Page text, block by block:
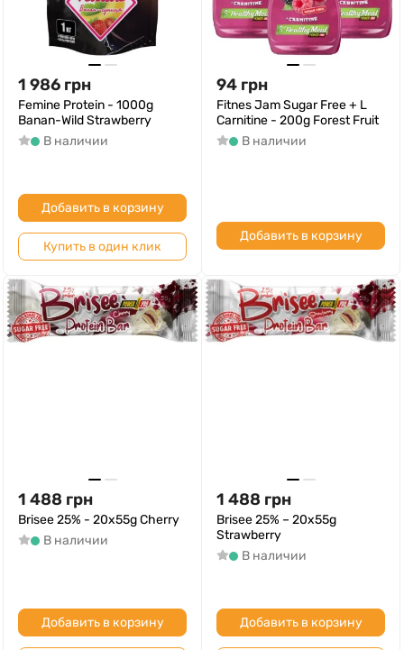
1 986 грн
Femine Protein - 1000g
Banan-Wild Strawberry
В наличии
Добавить в корзину
Купить в один клик
94 грн
Fitnes Jam Sugar Free + L
Carnitine - 200g Forest Fruit
В наличии
Добавить в корзину
1 488 грн
Brisee 25% - 20х55g Cherry
В наличии
Добавить в корзину
1 488 грн
Brisee 25% – 20х55g
Strawberry
В наличии
Добавить в корзину